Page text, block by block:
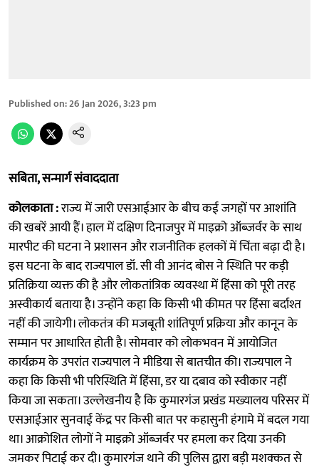
Published on:26 Jan 2026, 3:23 pm
सबिता, सन्मार्ग संवाददाता
कोलकाता :राज्य में जारी एसआईआर के बीच कई जगहों पर आशांति
की खबरें आयी हैं। हाल में दक्षिण दिनाजपुर में माइक्रो ऑब्ज़र्वर के साथ
मारपीट की घटना ने प्रशासन और राजनीतिक हलकों में चिंता बढ़ा दी है।
इस घटना के बाद राज्यपाल डॉ. सी वी आनंद बोस ने स्थिति पर कड़ी
प्रतिक्रिया व्यक्त की है और लोकतांत्रिक व्यवस्था में हिंसा को पूरी तरह
अस्वीकार्य बताया है। उन्होंने कहा कि किसी भी कीमत पर हिंसा बर्दाश्त
नहीं की जायेगी। लोकतंत्र की मजबूती शांतिपूर्ण प्रक्रिया और कानून के
सम्मान पर आधारित होती है। सोमवार को लोकभवन में आयोजित
कार्यक्रम के उपरांत राज्यपाल ने मीडिया से बातचीत की। राज्यपाल ने
कहा कि किसी भी परिस्थिति में हिंसा, डर या दबाव को स्वीकार नहीं
किया जा सकता। उल्लेखनीय है कि कुमारगंज प्रखंड मख्यालय परिसर में
एसआईआर सुनवाई केंद्र पर किसी बात पर कहासुनी हंगामे में बदल गया
था। आक्रोशित लोगों ने माइक्रो ऑब्जर्वर पर हमला कर दिया उनकी
जमकर पिटाई कर दी। कुमारगंज थाने की पुलिस द्वारा बड़ी मशक्कत से